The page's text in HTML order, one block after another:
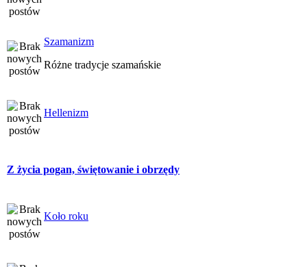
Szamanizm
Różne tradycje szamańskie
Hellenizm
Z życia pogan, świętowanie i obrzędy
Koło roku